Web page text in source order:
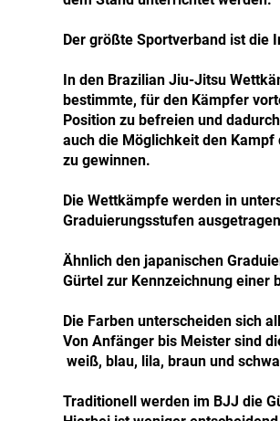
Der größte Sportverband ist die
In den Brazilian Jiu-Jitsu
bestimmte, für den Kämpfer
Position zu befreien und
auch die Möglichkeit den
zu gewinnen.
Die Wettkämpfe werden in
Graduierungsstufen
Ähnlich den japanischen
Gürtel zur Kennzeichnung einer
Die Farben unterscheiden sich
Von Anfänger bis Meister sind
weiß, blau, lila, braun und
Traditionell werden im BJJ die